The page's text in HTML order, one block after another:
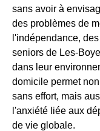
sans avoir à
des problèmes de
l'indépendance,
seniors de Les-
dans leur
domicile permet
sans effort, mais
l'anxiété liée aux
de vie globale.